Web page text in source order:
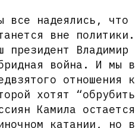
все надеялись, что
вне
президент
война. И мы
отношения
хотят
Камила
катании, но